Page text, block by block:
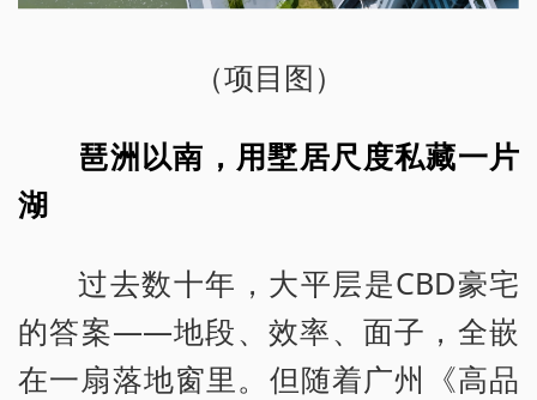
（项目图）
琶洲以南，用墅居尺度私藏一片
湖
过去数十年，大平层是CBD豪宅
的答案——地段、效率、面子，全嵌
在一扇落地窗里。但随着广州《高品